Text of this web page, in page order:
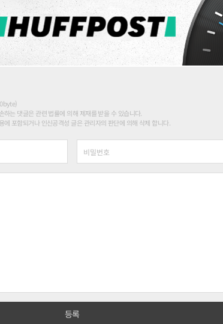
는 댓글은 관련 법률에 의해 제재를 받을 수 있습니다.
포함되거나 인신공격성 글은 관리자의 판단에 의해 삭제 합니다.